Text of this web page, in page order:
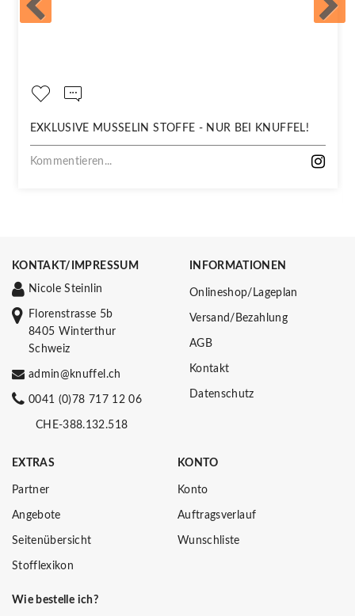
EXKLUSIVE MUSSELIN STOFFE - NUR BEI KNUFFEL!
Kommentieren...
KONTAKT/IMPRESSUM
Nicole Steinlin
Florenstrasse 5b
8405 Winterthur
Schweiz
admin@knuffel.ch
0041 (0)78 717 12 06
CHE-388.132.518
INFORMATIONEN
Onlineshop/Lageplan
Versand/Bezahlung
AGB
Kontakt
Datenschutz
EXTRAS
Partner
Angebote
Seitenübersicht
Stofflexikon
KONTO
Konto
Auftragsverlauf
Wunschliste
Wie bestelle ich?